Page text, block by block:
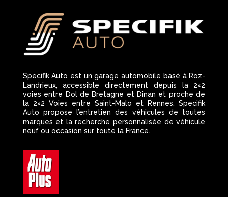
Specifik Auto est un garage automobile basé à Roz-
Landrieux, accessible directement depuis la 2×2
voies entre Dol de Bretagne et Dinan et proche de
la 2×2 Voies entre Saint-Malo et Rennes. Specifik
Auto propose l’entretien des véhicules de toutes
marques et la recherche personnalisée de véhicule
neuf ou occasion sur toute la France.